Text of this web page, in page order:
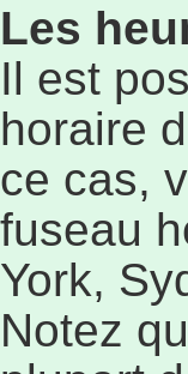
Les
Il est
horaire
ce cas,
fuseau
York,
Notez